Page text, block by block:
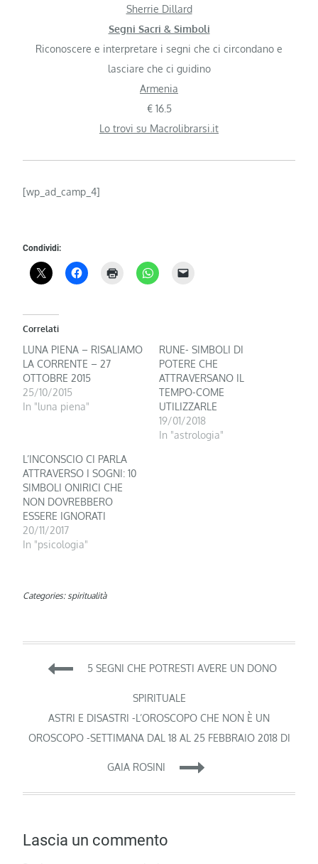
Sherrie Dillard
Segni Sacri & Simboli
Riconoscere e interpretare i segni che ci circondano e
lasciare che ci guidino
Armenia
€ 16.5
Lo trovi su Macrolibrarsi.it
[wp_ad_camp_4]
Condividi:
Correlati
LUNA PIENA – RISALIAMO
LA CORRENTE – 27
OTTOBRE 2015
25/10/2015
In "luna piena"
RUNE- SIMBOLI DI
POTERE CHE
ATTRAVERSANO IL
TEMPO-COME
UTILIZZARLE
19/01/2018
In "astrologia"
L’INCONSCIO CI PARLA
ATTRAVERSO I SOGNI: 10
SIMBOLI ONIRICI CHE
NON DOVREBBERO
ESSERE IGNORATI
20/11/2017
In "psicologia"
Categories: spiritualità
Navigazione
articoli
5 SEGNI CHE POTRESTI AVERE UN DONO
SPIRITUALE
ASTRI E DISASTRI -L’OROSCOPO CHE NON È UN
OROSCOPO -SETTIMANA DAL 18 AL 25 FEBBRAIO 2018 DI
GAIA ROSINI
Lascia un commento